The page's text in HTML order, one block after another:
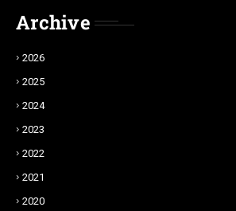
Archive
2026
2025
2024
2023
2022
2021
2020